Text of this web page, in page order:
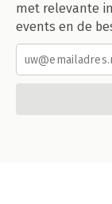
met relevante
events en de